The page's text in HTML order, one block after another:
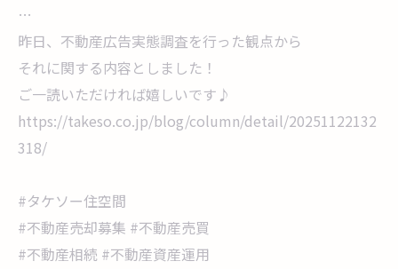
…
昨日、不動産広告実態調査を行った観点から
それに関する内容としました！
ご一読いただければ嬉しいです♪
https://takeso.co.jp/blog/column/detail/20251122132
318/
#タケソー住空間
#不動産売却募集 #不動産売買
#不動産相続 #不動産資産運用